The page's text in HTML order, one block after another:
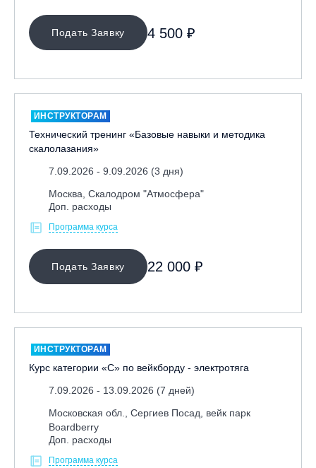
Подать Заявку 4 500 ₽
ИНСТРУКТОРАМ
Технический тренинг «Базовые навыки и методика
скалолазания»
7.09.2026 - 9.09.2026 (3 дня)
Москва, Скалодром "Атмосфера"
Доп. расходы
Программа курса
Подать Заявку 22 000 ₽
ИНСТРУКТОРАМ
Курс категории «С» по вейкборду - электротяга
7.09.2026 - 13.09.2026 (7 дней)
Московская обл., Сергиев Посад, вейк парк
Boardberry
Доп. расходы
Программа курса